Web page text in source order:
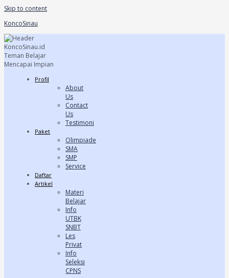
Skip to content
KoncoSinau
Profil
About
Us
Contact
Us
Testimoni
Paket
Olimpiade
SMA
SMP
Service
Daftar
Artikel
Materi
Belajar
Info
UTBK
SNBT
Les
Privat
Info
Seleksi
CPNS